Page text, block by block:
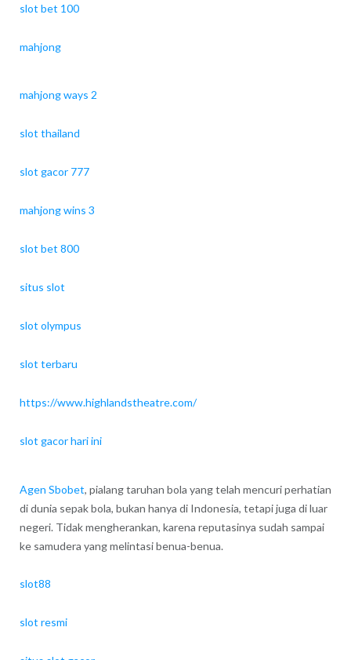
slot bet 100
mahjong
mahjong ways 2
slot thailand
slot gacor 777
mahjong wins 3
slot bet 800
situs slot
slot olympus
slot terbaru
https://www.highlandstheatre.com/
slot gacor hari ini
Agen Sbobet, pialang taruhan bola yang telah mencuri perhatian
di dunia sepak bola, bukan hanya di Indonesia, tetapi juga di luar
negeri. Tidak mengherankan, karena reputasinya sudah sampai
ke samudera yang melintasi benua-benua.
slot88
slot resmi